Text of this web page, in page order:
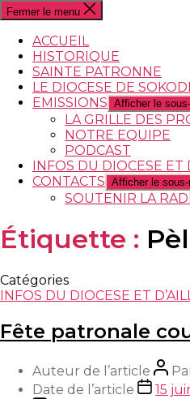
Fermer le menu
ACCUEIL
HISTORIQUE
SAINTE PATRONNE
LE DIOCESE DE
EMISSIONS Afficher le
LA GRILLE DES
NOTRE EQUIPE
PODCAST
INFOS DU DIOCESE ET
CONTACTS Afficher le sous-
SOUTENIR LA
Étiquette :
Catégories
INFOS DU DIOCESE ET
Fête patronale
Auteur de l’article
Date de l’article
15